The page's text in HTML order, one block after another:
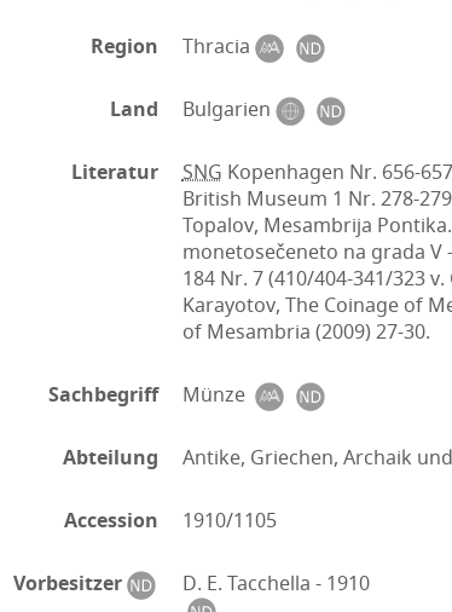
Region Thracia
Land Bulgarien
Literatur SNG Kopenhagen Nr. 656-
British Museum 1 Nr. 278-279
Topalov, Mesambrija
monetosečeneto na grada V
184 Nr. 7 (410/404-341/323
Karayotov, The Coinage of
of Mesambria (2009) 27-30.
Sachbegriff Münze
Abteilung Antike, Griechen, Archaik
Accession 1910/1105
Vorbesitzer D. E. Tacchella - 1910